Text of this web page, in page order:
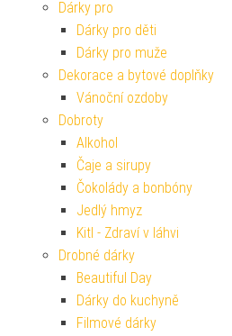
Dárky pro
Dárky pro děti
Dárky pro muže
Dekorace a bytové doplňky
Vánoční ozdoby
Dobroty
Alkohol
Čaje a sirupy
Čokolády a bonbóny
Jedlý hmyz
Kitl - Zdraví v láhvi
Drobné dárky
Beautiful Day
Dárky do kuchyně
Filmové dárky